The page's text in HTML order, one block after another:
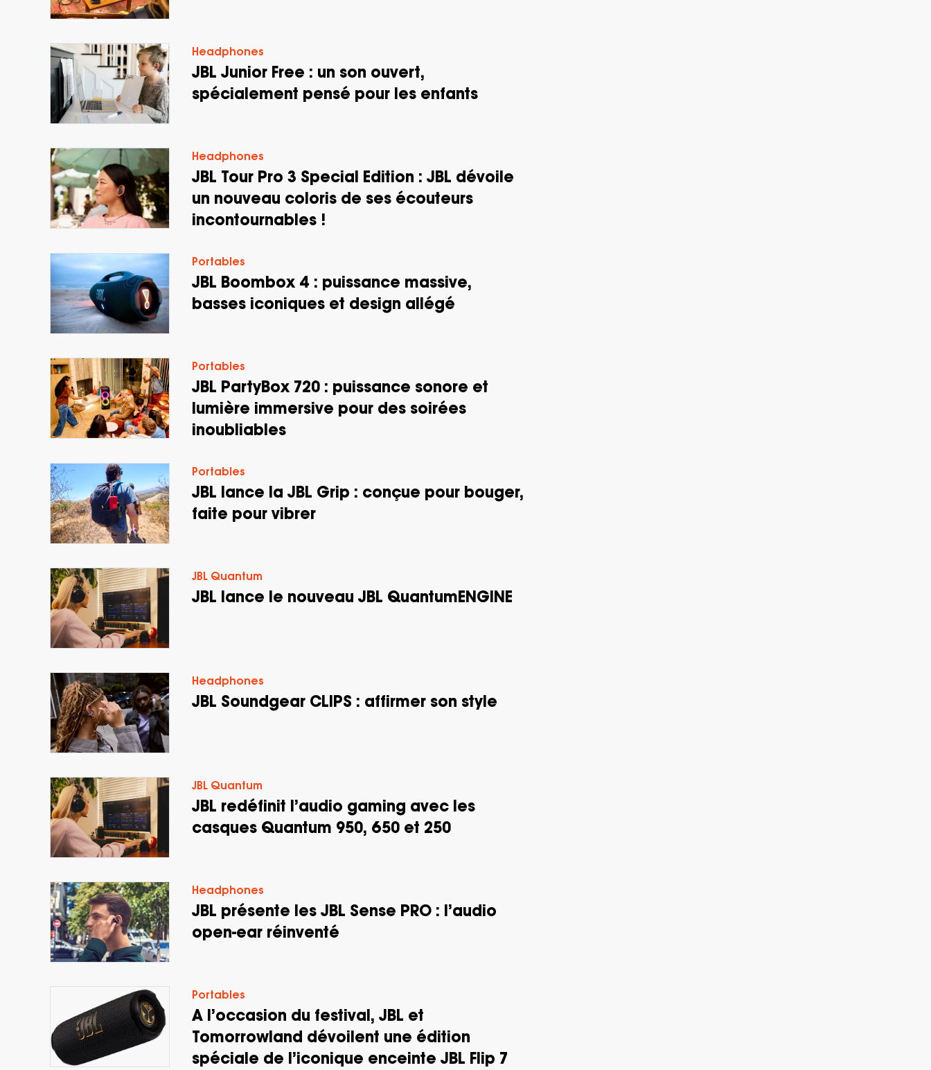
Headphones
JBL Junior Free : un son ouvert,
spécialement pensé pour les enfants
Headphones
JBL Tour Pro 3 Special Edition : JBL dévoile
un nouveau coloris de ses écouteurs
incontournables !
Portables
JBL Boombox 4 : puissance massive,
basses iconiques et design allégé
Portables
JBL PartyBox 720 : puissance sonore et
lumière immersive pour des soirées
inoubliables
Portables
JBL lance la JBL Grip : conçue pour bouger,
faite pour vibrer
JBL Quantum
JBL lance le nouveau JBL QuantumENGINE
Headphones
JBL Soundgear CLIPS : affirmer son style
JBL Quantum
JBL redéfinit l’audio gaming avec les
casques Quantum 950, 650 et 250
Headphones
JBL présente les JBL Sense PRO : l’audio
open-ear réinventé
Portables
A l’occasion du festival, JBL et
Tomorrowland dévoilent une édition
spéciale de l’iconique enceinte JBL Flip 7